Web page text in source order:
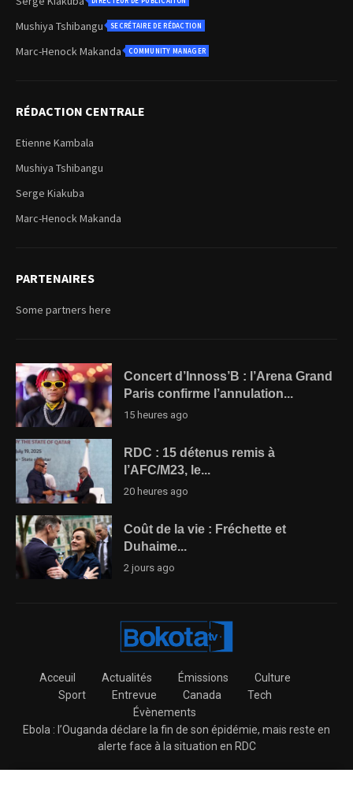
Mushiya Tshibangu SECRÉTAIRE DE RÉDACTION
Marc-Henock Makanda COMMUNITY MANAGER
RÉDACTION CENTRALE
Etienne Kambala
Mushiya Tshibangu
Serge Kiakuba
Marc-Henock Makanda
PARTENAIRES
Some partners here
Concert d’Innoss’B : l’Arena Grand
Paris confirme l’annulation...
15 heures ago
RDC : 15 détenus remis à
l’AFC/M23, le...
20 heures ago
Coût de la vie : Fréchette et
Duhaime...
2 jours ago
Acceuil Actualités Émissions
Culture
Sport
Entrevue Canada
Tech
Évènements
Ebola : l’Ouganda déclare la fin de son épidémie, mais reste en
alerte face à la situation en RDC